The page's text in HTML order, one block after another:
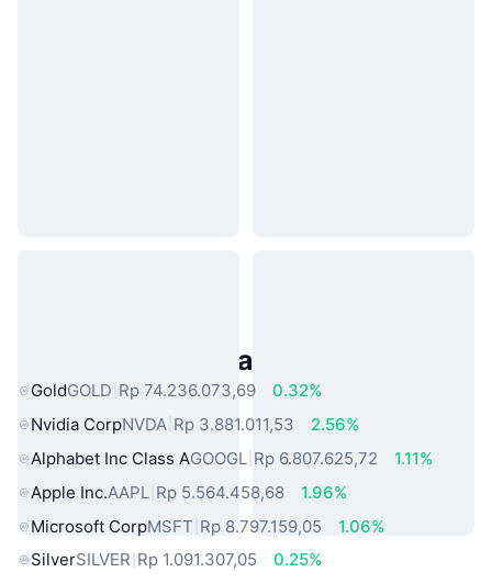
Aset Dunia Nyata Populer
GoldGOLD Rp 74.236.073,69
0.32%
Nvidia CorpNVDA Rp 3.881.011,53
2.56%
Alphabet Inc Class AGOOGL Rp 6.807.625,72
1.11%
Apple Inc.AAPL Rp 5.564.458,68
1.96%
Microsoft CorpMSFT Rp 8.797.159,05
1.06%
SilverSILVER Rp 1.091.307,05
0.25%